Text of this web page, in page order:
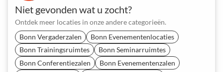
Niet gevonden wat u zocht?
Ontdek meer locaties in onze andere categorieën.
Bonn Vergaderzalen
Bonn Evenementenlocaties
Bonn Trainingsruimtes
Bonn Seminarruimtes
Bonn Conferentiezalen
Bonn Evenementenzalen